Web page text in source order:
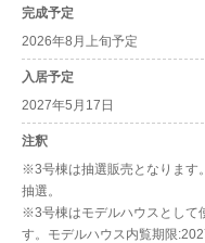
完成予定
2026年8月上旬予定
入居予定
2027年5月17日
注釈
※3号棟は抽選販売となります
抽選。
※3号棟はモデルハウスとして
す。モデルハウス内覧期限